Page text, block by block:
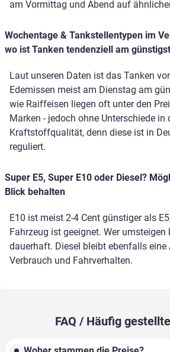
am Vormittag und Abend auf
Wochentage & Tankstellentypen im
wo ist Tanken tendenziell am
Laut unseren Daten ist das Tanken
Edemissen meist am Dienstag am
wie Raiffeisen liegen oft unter den
Marken - jedoch ohne Unterschiede in
Kraftstoffqualität, denn diese ist in
reguliert.
Super E5, Super E10 oder Diesel?
Blick behalten
E10 ist meist 2-4 Cent günstiger als
Fahrzeug ist geeignet. Wer umsteigen
dauerhaft. Diesel bleibt ebenfalls eine
Verbrauch und Fahrverhalten.
FAQ / Häufig